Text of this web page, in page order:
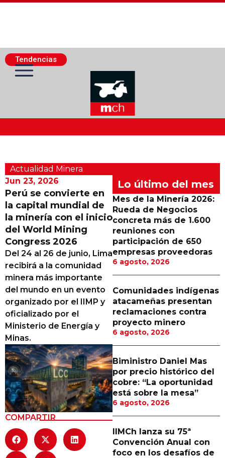
Tendencias
Actualidad Minera
Minería Superficie
Minerí­a Subterránea
Proveedores
Canal Digital
Columnas de Opinión
Designaciones
Calendario de Eventos
Revistas Digital
Siguenos
Actualidad Minera
Jun 23, 2026
Perú se convierte en
la capital mundial de
la minería con el inicio
del World Mining
Congress 2026
Del 24 al 26 de junio, Lima
recibirá a la comunidad
minera más importante
del mundo en un evento
organizado por el IIMP y
oficializado por el
Ministerio de Energía y
Minas.
COMPARTIR
Lo último del mes
Mes de la Minería 2026:
Rueda de Negocios
concreta más de 1.600
reuniones con
participación de 650
empresas proveedoras
6 agosto, 2026
Comunidades indígenas
atacameñas presentan
reclamaciones contra
proyecto minero
6 agosto, 2026
Biministro Daniel Mas
por precio histórico del
cobre: “La oportunidad
está sobre la mesa”
6 agosto, 2026
IIMCh lanza su 75ª
Convención Anual con
foco en los desafíos de